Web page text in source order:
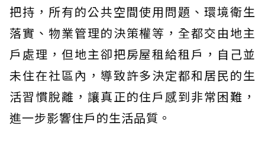
把持，所有的公共空間使用問題、環境衛生
落實、物業管理的決策權等，全都交由地主
戶處理，但地主卻把房屋租給租戶，自己並
未住在社區內，導致許多決定都和居民的生
活習慣脫離，讓真正的住戶感到非常困難，
進一步影響住戶的生活品質。